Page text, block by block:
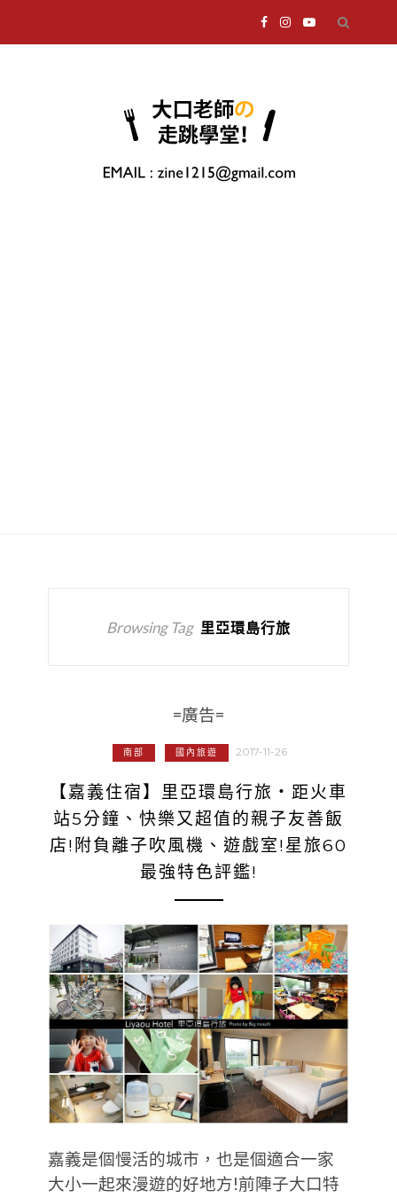
Browsing Tag 里亞環島行旅
=廣告=
南部 國內旅遊 2017-11-26
【嘉義住宿】里亞環島行旅‧距火車
站5分鐘、快樂又超值的親子友善飯
店!附負離子吹風機、遊戲室!星旅60
最強特色評鑑!
嘉義是個慢活的城市，也是個適合一家
大小一起來漫遊的好地方!前陣子大口特